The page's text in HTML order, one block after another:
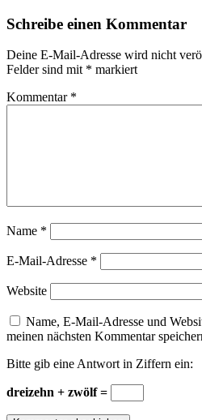
Schreibe einen Kommentar
Deine E-Mail-Adresse wird nicht
Felder sind mit * markiert
Kommentar *
Name *
E-Mail-Adresse *
Website
Name, E-Mail-Adresse und
meinen nächsten Kommentar
Bitte gib eine Antwort in Ziffern ein:
dreizehn + zwölf =